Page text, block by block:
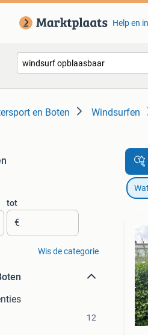
Help en
en Boten Windsurfen
tot
€
Wis de categorie
12